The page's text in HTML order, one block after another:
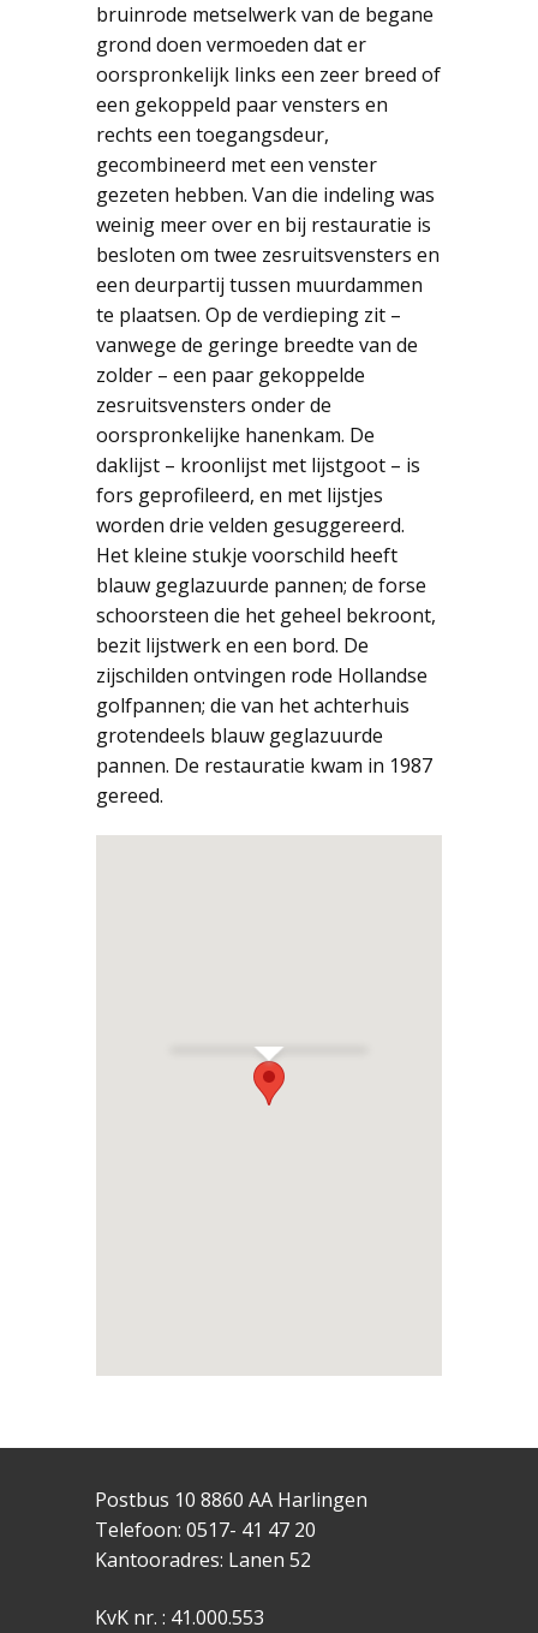
bruinrode metselwerk van de begane
grond doen vermoeden dat er
oorspronkelijk links een zeer breed of
een gekoppeld paar vensters en
rechts een toegangsdeur,
gecombineerd met een venster
gezeten hebben. Van die indeling was
weinig meer over en bij restauratie is
besloten om twee zesruitsvensters en
een deurpartij tussen muurdammen
te plaatsen. Op de verdieping zit –
vanwege de geringe breedte van de
zolder – een paar gekoppelde
zesruitsvensters onder de
oorspronkelijke hanenkam. De
daklijst – kroonlijst met lijstgoot – is
fors geprofileerd, en met lijstjes
worden drie velden gesuggereerd.
Het kleine stukje voorschild heeft
blauw geglazuurde pannen; de forse
schoorsteen die het geheel bekroont,
bezit lijstwerk en een bord. De
zijschilden ontvingen rode Hollandse
golfpannen; die van het achterhuis
grotendeels blauw geglazuurde
pannen. De restauratie kwam in 1987
gereed.
Harlingen
Nieuwstraat 46
Postbus 10 8860 AA Harlingen
Telefoon: 0517- 41 47 20
Kantooradres: Lanen 52
KvK nr. : 41.000.553